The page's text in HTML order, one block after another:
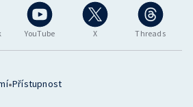
YouTube X Threads
•Přístupnost